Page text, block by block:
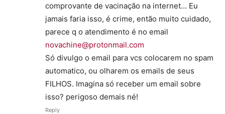
comprovante de vacinação na internet… Eu
jamais faria isso, é crime, então muito cuidado,
parece q o atendimento é no email
novachine@protonmail.com
Só divulgo o email para vcs colocarem no spam
automatico, ou olharem os emails de seus
FILHOS. Imagina só receber um email sobre
isso? perigoso demais né!
Reply